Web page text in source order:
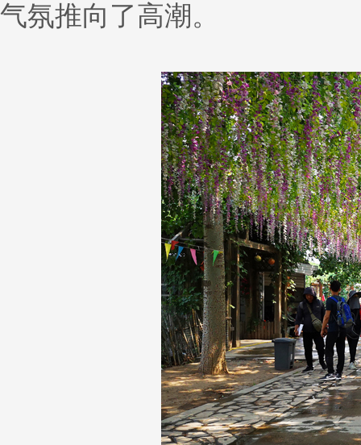
气氛推向了高潮。